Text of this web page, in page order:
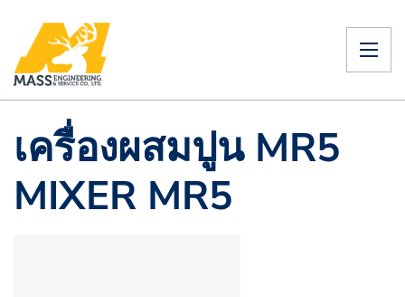
เครื่องผสมปูน MR5
MIXER MR5